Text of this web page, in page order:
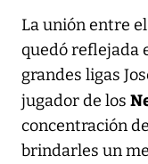
La unión entre
quedó reflejada
grandes ligas
jugador de los
concentración
brindarles un